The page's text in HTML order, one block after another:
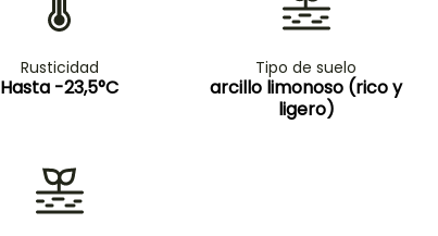
Rusticidad
Hasta -23,5°C
Tipo de suelo
arcillo limonoso (rico y
ligero)